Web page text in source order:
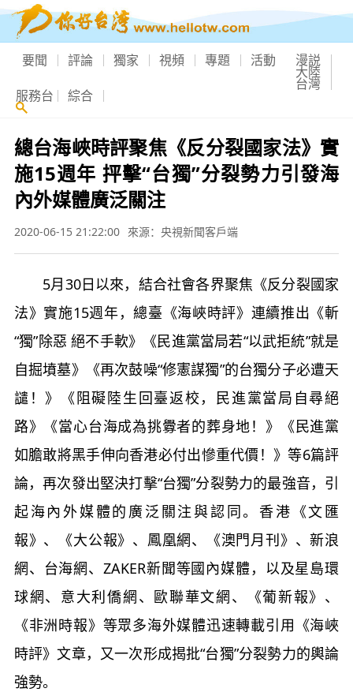
要聞 評論 獨家 視頻 專題 活動 漫説
大陸
台灣
服務台 綜合
總台海峽時評聚焦《反分裂國家法》實
施15週年 抨擊“台獨”分裂勢力引發海
內外媒體廣泛關注
2020-06-15 21:22:00 來源：央視新聞客戶端
5月30日以來，結合社會各界聚焦《反分裂國家
法》實施15週年，總臺《海峽時評》連續推出《斬
“獨”除惡 絕不手軟》《民進黨當局若“以武拒統”就是
自掘墳墓》《再次鼓噪“修憲謀獨”的台獨分子必遭天
譴！》《阻礙陸生回臺返校，民進黨當局自尋絕
路》《當心台海成為挑釁者的葬身地！》《民進黨
如膽敢將黑手伸向香港必付出慘重代價！》等6篇評
論，再次發出堅決打擊“台獨”分裂勢力的最強音，引
起海內外媒體的廣泛關注與認同。香港《文匯
報》、《大公報》、鳳凰網、《澳門月刊》、新浪
網、台海網、ZAKER新聞等國內媒體，以及星島環
球網、意大利僑網、歐聯華文網、《葡新報》、
《非洲時報》等眾多海外媒體迅速轉載引用《海峽
時評》文章，又一次形成揭批“台獨”分裂勢力的輿論
強勢。